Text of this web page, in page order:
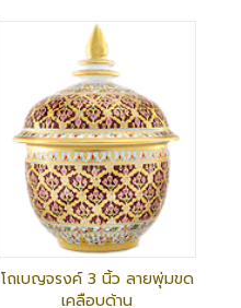
โถเบญจรงค์ 3 นิ้ว ลายพุ่มขด
เคลือบด้าน